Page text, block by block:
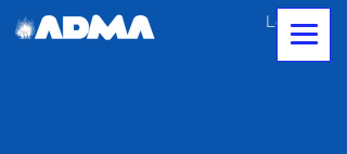
Login